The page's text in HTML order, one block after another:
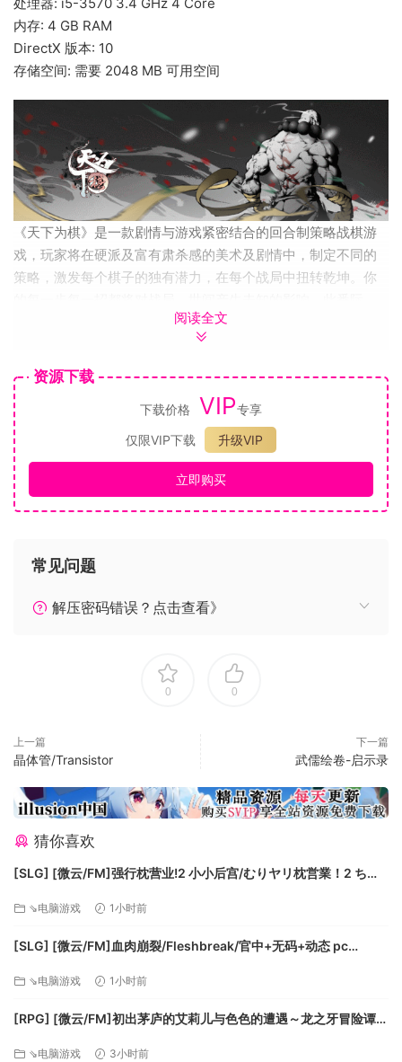
内存: 4 GB RAM
DirectX 版本: 10
存储空间: 需要 2048 MB 可用空间
《天下为棋》是一款剧情与游戏紧密结合的回合制策略战棋游
戏，玩家将在硬派及富有肃杀感的美术及剧情中，制定不同的
策略，激发每个棋子的独有潜力，在每个战局中扭转乾坤。你
硬派的美术风格
游戏整体充满著中式暗黑武侠风格，有别于传统中国武侠类
型，结实，硬派，肃杀感是游戏想诠释的江湖，在游戏中，您
丰富的棋子设计
随着剧情收集各具特色的角色棋子，每个棋子都有专属的移
最得意的豪杰伙伴，组成专属于你的队伍。
会让得力棋子永久死亡，所以也可以收集强力的道具和装备，
增强棋子战力，也可以在酒馆里结识招募更多豪杰。
阅读全文
资源下载
下载价格 VIP专享
仅限VIP下载
升级VIP
立即购买
常见问题
解压密码错误？点击查看》
0 0
上一篇
晶体管/Transistor
下一篇
武儒绘卷-启示录
猜你喜欢
[SLG] [微云/FM]强行枕营业!2 小小后宫/むりヤリ枕営業！2 ちっ
⇘电脑游戏 1小时前
[SLG] [微云/FM]血肉崩裂/Fleshbreak/官中+无码+动态 pc
⇘电脑游戏 1小时前
[RPG] [微云/FM]初出茅庐的艾莉儿与色色的遭遇～龙之牙冒险谭
⇘电脑游戏 3小时前